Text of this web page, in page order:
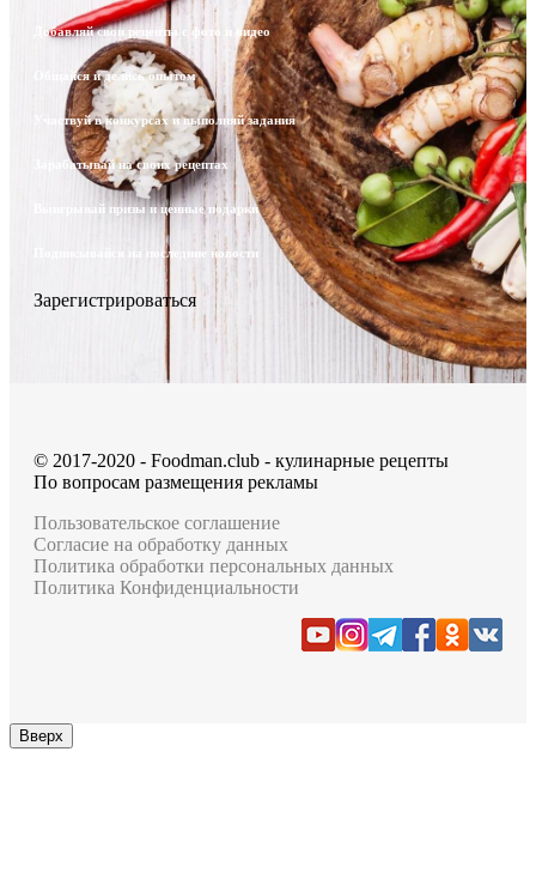
Выигрывай призы и ценные подарки
Подписывайся на последние новости
Зарегистрироваться
© 2017-2020 - Foodman.club - кулинарные рецепты
По вопросам размещения рекламы
Пользовательское соглашение
Согласие на обработку данных
Политика обработки персональных данных
Вверх